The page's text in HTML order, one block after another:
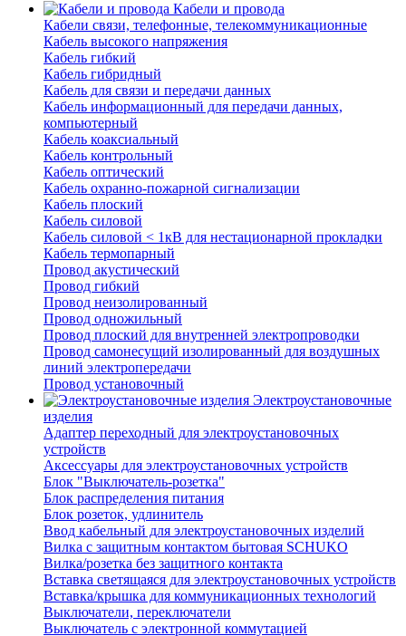
Кабели и провода
Кабели связи, телефонные, телекоммуникационные
Кабель высокого напряжения
Кабель гибкий
Кабель гибридный
Кабель для связи и передачи данных
Кабель информационный для передачи данных,
компьютерный
Кабель коаксиальный
Кабель контрольный
Кабель оптический
Кабель охранно-пожарной сигнализации
Кабель плоский
Кабель силовой
Кабель силовой < 1кВ для нестационарной прокладки
Кабель термопарный
Провод акустический
Провод гибкий
Провод неизолированный
Провод одножильный
Провод плоский для внутренней электропроводки
Провод самонесущий изолированный для воздушных
линий электропередачи
Провод установочный
Электроустановочные
изделия
Адаптер переходный для электроустановочных
устройств
Аксессуары для электроустановочных устройств
Блок "Выключатель-розетка"
Блок распределения питания
Блок розеток, удлинитель
Ввод кабельный для электроустановочных изделий
Вилка с защитным контактом бытовая SCHUKO
Вилка/розетка без защитного контакта
Вставка светящаяся для электроустановочных устройств
Вставка/крышка для коммуникационных технологий
Выключатели, переключатели
Выключатель с электронной коммутацией